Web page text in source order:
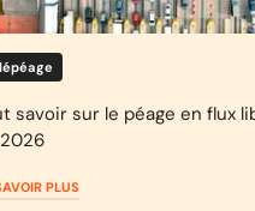
savoir sur le péage en flux
PLUS